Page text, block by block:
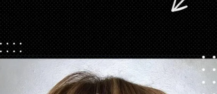
Abriendo... https://danidrops.com.br/es/cortes-de-pelo-largo/